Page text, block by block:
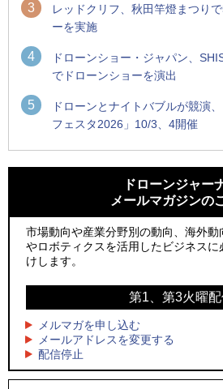
3
レッドクリフ、秋田竿燈まつり
ーを実施
4
ドローンショー・ジャパン、
でドローンショーを演出
5
ドローンとナイトバブルが競演
フェスタ2026」10/3、4開催
ーンが採択、国産機で量産調達を目
水面から離着水できる「HOVERAir
水上アクティビティを自動追尾で撮
飛んだドローン、飛ばなかったドロ
ドローンとナイトバブルが競演、「
スタ2026」10/3、4開催
レーシングカーの製造技術をドロー
量産構想を公開
ン」とドローンショーによる新演出
防衛装備庁「迎撃ドローン早期取
ーンが採択、国産機で量産調達を目
水面から離着水できる「HOVERAir
サザンビーチちがさき花火大会で
キリンビールがライブ中継と連動し
飛んだドローン、飛ばなかったドロ
ドローンジャー
メールマガジンの
市場動向や産業分野別の動向、海外
やロボティクスを活用したビジネス
けします。
第1、第3火曜
メルマガを申し込む
メールアドレスを変更する
配信停止